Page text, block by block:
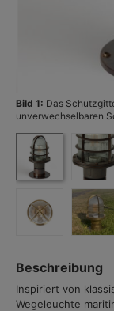
Bild 1: Das
unverwechselbaren
Terralumi)
Beschreibung
Inspiriert von
Wegeleuchte